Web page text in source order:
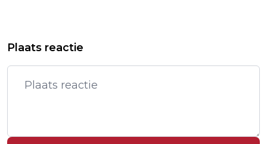
EU REGELEN 'NIET EENVOUDIG'
KONING ABDULLAH WAARSCHUWT
VOOR ESCALATIE WESTELIJKE
JORDAANOEVER
Plaats reactie